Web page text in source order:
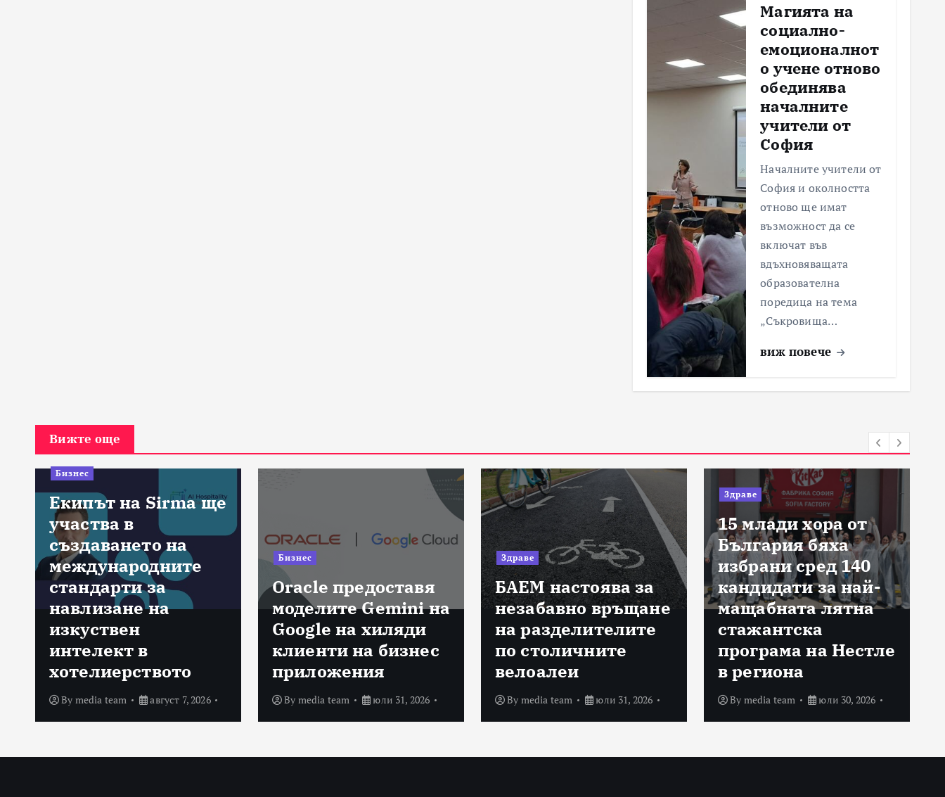
Магията на
социално-
емоционалнот
о учене отново
обединява
началните
учители от
София
Началните учители от
София и околността
отново ще имат
възможност да се
включат във
вдъхновяващата
образователна
поредица на тема
„Съкровища…
виж повече
Вижте още
Бизнес
Екипът на Sirma ще
участва в
създаването на
международните
стандарти за
навлизане на
изкуствен
интелект в
хотелиерството
By media team август 7, 2026
Бизнес
Oracle предоставя
моделите Gemini на
Google на хиляди
клиенти на бизнес
приложения
By media team юли 31, 2026
Здраве
БАЕМ настоява за
незабавно връщане
на разделителите
по столичните
велоалеи
By media team юли 31, 2026
Здраве
15 млади хора от
България бяха
избрани сред 140
кандидати за най-
мащабната лятна
стажантска
програма на Нестле
в региона
By media team юли 30, 2026